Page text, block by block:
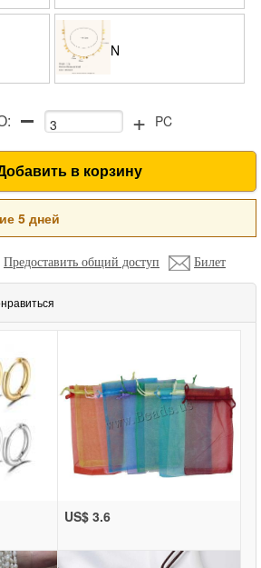
N
+ PC
в корзину
5 дней
Предоставить общий доступ Билет
US$ 3.6